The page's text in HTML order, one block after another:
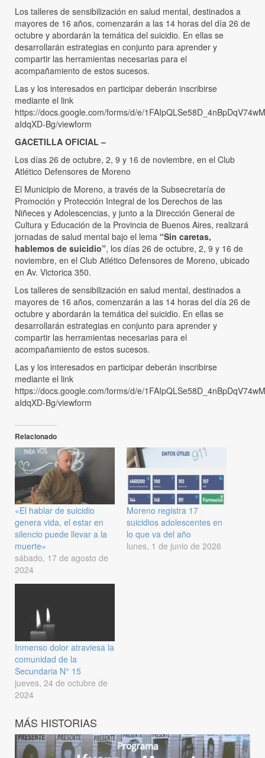
Los talleres de sensibilización en salud mental, destinados a
mayores de 16 años, comenzarán a las 14 horas del día 26 de
octubre y abordarán la temática del suicidio. En ellas se
desarrollarán estrategias en conjunto para aprender y
compartir las herramientas necesarias para el
acompañamiento de estos sucesos.
Las y los interesados en participar deberán inscribirse
mediante el link
https://docs.google.com/forms/d/e/
aIdqXD-Bg/viewform
GACETILLA OFICIAL –
Los días 26 de octubre, 2, 9 y 16 de noviembre, en el Club
Atlético Defensores de Moreno
El Municipio de Moreno, a través de la Subsecretaría de
Promoción y Protección Integral de los Derechos de las
Niñeces y Adolescencias, y junto a la Dirección General de
Cultura y Educación de la Provincia de Buenos Aires, realizará
jornadas de salud mental bajo el lema “Sin caretas,
hablemos de suicidio”, los días 26 de octubre, 2, 9 y 16 de
noviembre, en el Club Atlético Defensores de Moreno, ubicado
en Av. Victorica 350.
Los talleres de sensibilización en salud mental, destinados a
mayores de 16 años, comenzarán a las 14 horas del día 26 de
octubre y abordarán la temática del suicidio. En ellas se
desarrollarán estrategias en conjunto para aprender y
compartir las herramientas necesarias para el
acompañamiento de estos sucesos.
Las y los interesados en participar deberán inscribirse
mediante el link
https://docs.google.com/forms/d/e/
aIdqXD-Bg/viewform
Relacionado
«El hablar de suicidio
genera vida, el estar en
silencio puede llevar a la
muerte»
sábado, 17 de agosto de
2024
Moreno registra 17
suicidios adolescentes en
lo que va del año
lunes, 1 de junio de 2026
Inmenso dolor atraviesa la
comunidad de la
Secundaria N° 15
jueves, 24 de octubre de
2024
MÁS HISTORIAS